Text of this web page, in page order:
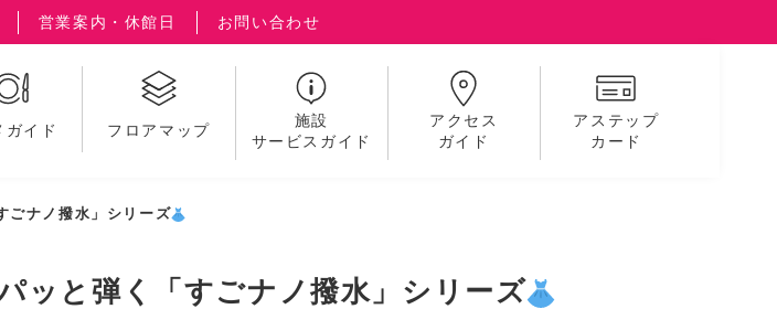
営業案内・休館日 お問い合わせ
ガイド フロアマップ
施設
サービスガイド
アクセス
ガイド
アステップ
カード
ごナノ撥水」シリーズ
ッと弾く「すごナノ撥水」シリーズ